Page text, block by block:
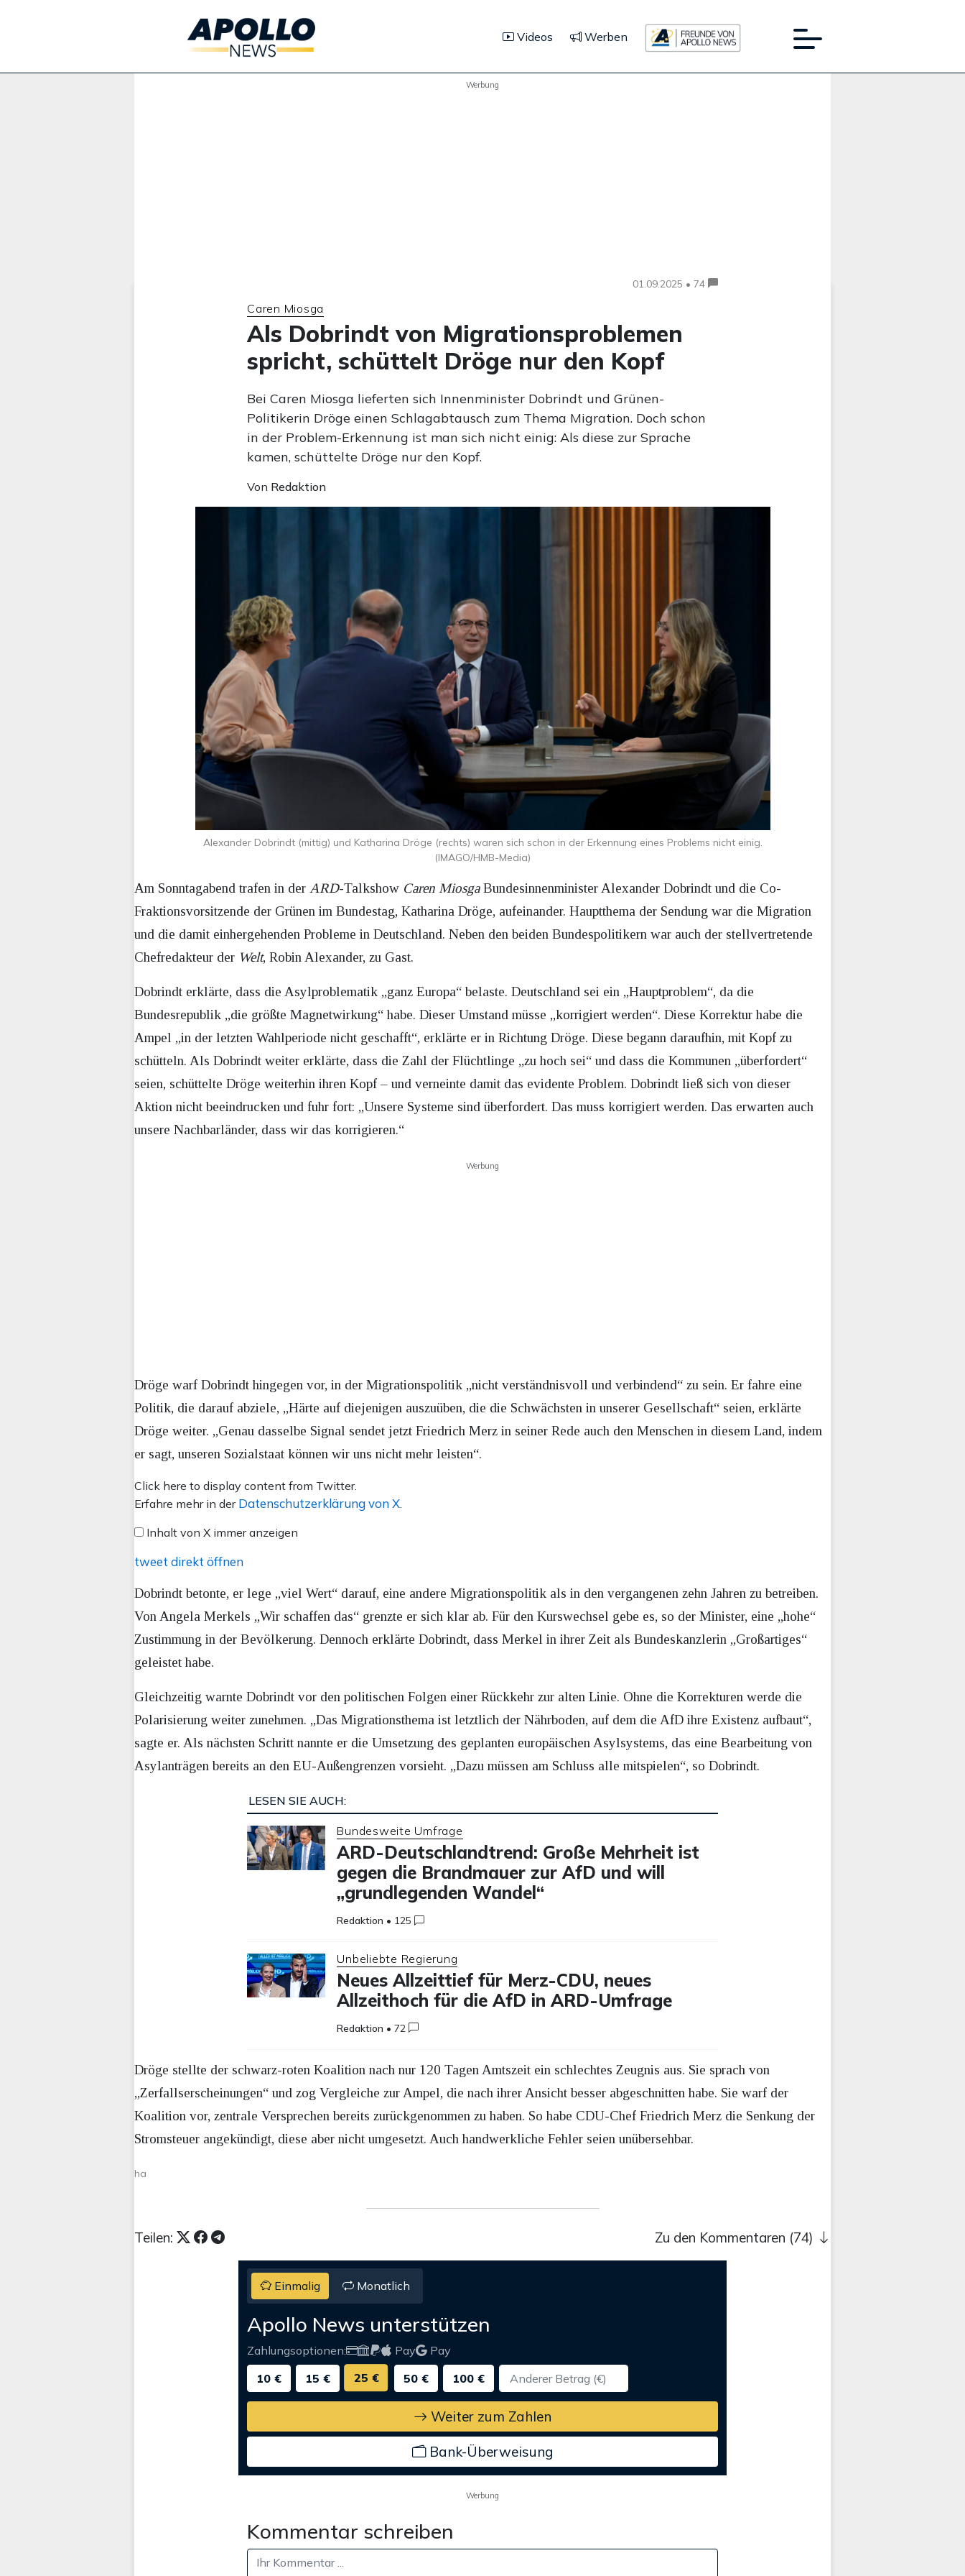
Videos Werben
Werbung
01.09.2025 • 74
Caren Miosga
Als Dobrindt von Migrationsproblemen
spricht, schüttelt Dröge nur den Kopf
Bei Caren Miosga lieferten sich Innenminister Dobrindt und Grünen-
Politikerin Dröge einen Schlagabtausch zum Thema Migration. Doch schon
in der Problem-Erkennung ist man sich nicht einig: Als diese zur Sprache
kamen, schüttelte Dröge nur den Kopf.
Von Redaktion
Alexander Dobrindt (mittig) und Katharina Dröge (rechts) waren sich schon in der Erkennung eines Problems nicht einig.
(IMAGO/HMB-Media)
Am Sonntagabend trafen in der ARD-Talkshow Caren MiosgaBundesinnenminister Alexander Dobrindt und die Co-
Fraktionsvorsitzende der Grünen im Bundestag, Katharina Dröge, aufeinander. Hauptthema der Sendung war die Migration
und die damit einhergehenden Probleme in Deutschland. Neben den beiden Bundespolitikern war auch der stellvertretende
Chefredakteur der Welt, Robin Alexander, zu Gast.
Dobrindt erklärte, dass die Asylproblematik „ganz Europa“ belaste. Deutschland sei ein „Hauptproblem“, da die
Bundesrepublik „die größte Magnetwirkung“ habe. Dieser Umstand müsse „korrigiert werden“. Diese Korrektur habe die
Ampel „in der letzten Wahlperiode nicht geschafft“, erklärte er in Richtung Dröge. Diese begann daraufhin, mit Kopf zu
schütteln. Als Dobrindt weiter erklärte, dass die Zahl der Flüchtlinge „zu hoch sei“ und dass die Kommunen „überfordert“
seien, schüttelte Dröge weiterhin ihren Kopf – und verneinte damit das evidente Problem. Dobrindt ließ sich von dieser
Aktion nicht beeindrucken und fuhr fort: „Unsere Systeme sind überfordert. Das muss korrigiert werden. Das erwarten auch
unsere Nachbarländer, dass wir das korrigieren.“
Werbung
Dröge warf Dobrindt hingegen vor, in der Migrationspolitik „nicht verständnisvoll und verbindend“ zu sein. Er fahre eine
Politik, die darauf abziele, „Härte auf diejenigen auszuüben, die die Schwächsten in unserer Gesellschaft“ seien, erklärte
Dröge weiter. „Genau dasselbe Signal sendet jetzt Friedrich Merz in seiner Rede auch den Menschen in diesem Land, indem
er sagt, unseren Sozialstaat können wir uns nicht mehr leisten“.
Inhalt
von
anzeigen
Click here to display content from Twitter.
Erfahre mehr in der Datenschutzerklärung von X.
Inhalt von X immer anzeigen
tweet direkt öffnen
Dobrindt betonte, er lege „viel Wert“ darauf, eine andere Migrationspolitik als in den vergangenen zehn Jahren zu betreiben.
Von Angela Merkels „Wir schaffen das“ grenzte er sich klar ab. Für den Kurswechsel gebe es, so der Minister, eine „hohe“
Zustimmung in der Bevölkerung. Dennoch erklärte Dobrindt, dass Merkel in ihrer Zeit als Bundeskanzlerin „Großartiges“
geleistet habe.
Gleichzeitig warnte Dobrindt vor den politischen Folgen einer Rückkehr zur alten Linie. Ohne die Korrekturen werde die
Polarisierung weiter zunehmen. „Das Migrationsthema ist letztlich der Nährboden, auf dem die AfD ihre Existenz aufbaut“,
sagte er. Als nächsten Schritt nannte er die Umsetzung des geplanten europäischen Asylsystems, das eine Bearbeitung von
Asylanträgen bereits an den EU-Außengrenzen vorsieht. „Dazu müssen am Schluss alle mitspielen“, so Dobrindt.
LESEN SIE AUCH:
Bundesweite Umfrage
ARD-Deutschlandtrend: Große Mehrheit ist
gegen die Brandmauer zur AfD und will
„grundlegenden Wandel“
Redaktion • 125
Unbeliebte Regierung
Neues Allzeittief für Merz-CDU, neues
Allzeithoch für die AfD in ARD-Umfrage
Redaktion •72
Dröge stellte der schwarz-roten Koalition nach nur 120 Tagen Amtszeit ein schlechtes Zeugnis aus. Sie sprach von
„Zerfallserscheinungen“ und zog Vergleiche zur Ampel, die nach ihrer Ansicht besser abgeschnitten habe. Sie warf der
Koalition vor, zentrale Versprechen bereits zurückgenommen zu haben. So habe CDU-Chef Friedrich Merz die Senkung der
Stromsteuer angekündigt, diese aber nicht umgesetzt. Auch handwerkliche Fehler seien unübersehbar.
ha
Teilen: Zu den Kommentaren (74)
Einmalig Monatlich
Apollo News unterstützen
Zahlungsoptionen: Pay
Pay
10 €
15 € 25 € 50 € 100 €
Weiter zum Zahlen
Bank-Überweisung
Werbung
Kommentar schreiben